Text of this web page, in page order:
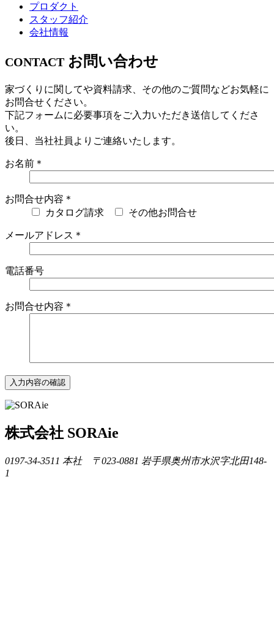
プロダクト
スタッフ紹介
会社情報
CONTACT お問い合わせ
家づくりに関してや資料請求、その他のご質問などお気軽に
お問合せください。
下記フォームに必要事項をご入力いただき送信してくださ
い。
後日、当社社員よりご連絡いたします。
お名前＊
お問合せ内容＊
カタログ請求
その他お問合せ
メールアドレス＊
電話番号
お問合せ内容＊
株式会社 SORAie
0197-34-3511 本社 〒023-0881 岩手県奥州市水沢字北田148-
1